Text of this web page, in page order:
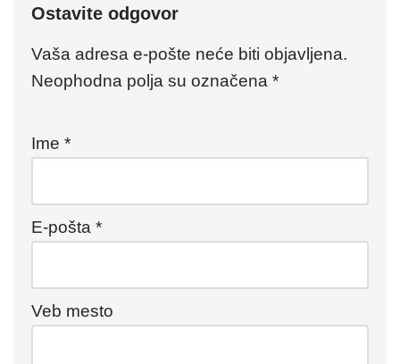
Ostavite odgovor
Vaša adresa e-pošte neće biti objavljena.
Neophodna polja su označena *
Ime *
E-pošta *
Veb mesto